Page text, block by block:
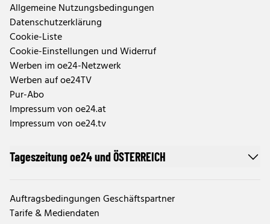
Allgemeine Nutzungsbedingungen
Datenschutzerklärung
Cookie-Liste
Cookie-Einstellungen und Widerruf
Werben im oe24-Netzwerk
Werben auf oe24TV
Pur-Abo
Impressum von oe24.at
Impressum von oe24.tv
Tageszeitung oe24 und ÖSTERREICH
Auftragsbedingungen Geschäftspartner
Tarife & Mediendaten